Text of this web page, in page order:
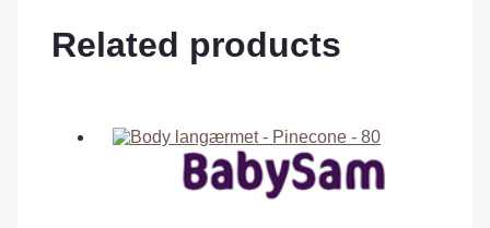
Related products